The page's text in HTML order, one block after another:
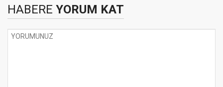
HABERE YORUM KAT